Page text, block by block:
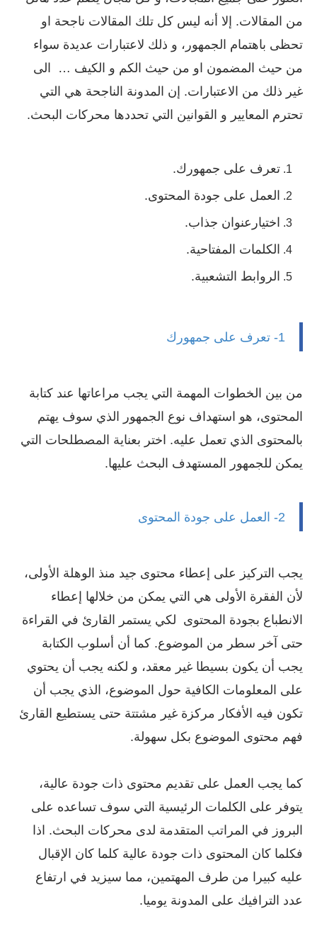
من المقالات. إلا أنه ليس كل تلك المقالات ناجحة او
تحظى باهتمام الجمهور، و ذلك لاعتبارات عديدة سواء
من حيث المضمون او من حيث الكم و الكيف … الى
غير ذلك من الاعتبارات. إن المدونة الناجحة هي التي
تحترم المعايير و القوانين التي تحددها محركات البحث.
تعرف على جمهورك.
العمل على جودة المحتوى.
اختيارعنوان جذاب.
الكلمات المفتاحية.
الروابط التشعبية.
1- تعرف على جمهورك
من بين الخطوات المهمة التي يجب مراعاتها عند كتابة
المحتوى، هو استهداف نوع الجمهور الذي سوف يهتم
بالمحتوى الذي تعمل عليه. اختر بعناية المصطلحات التي
يمكن للجمهور المستهدف البحث عليها.
2- العمل على جودة المحتوى
يجب التركيز على إعطاء محتوى جيد منذ الوهلة الأولى،
لأن الفقرة الأولى هي التي يمكن من خلالها إعطاء
الانطباع بجودة المحتوى لكي يستمر القارئ في القراءة
حتى آخر سطر من الموضوع. كما أن أسلوب الكتابة
يجب أن يكون بسيطا غير معقد، و لكنه يجب أن يحتوي
على المعلومات الكافية حول الموضوع، الذي يجب أن
تكون فيه الأفكار مركزة غير مشتتة حتى يستطيع القارئ
فهم محتوى الموضوع بكل سهولة.
كما يجب العمل على تقديم محتوى ذات جودة عالية،
يتوفر على الكلمات الرئيسية التي سوف تساعده على
البروز في المراتب المتقدمة لدى محركات البحث. اذا
فكلما كان المحتوى ذات جودة عالية كلما كان الإقبال
عليه كبيرا من طرف المهتمين، مما سيزيد في ارتفاع
عدد الترافيك على المدونة يوميا.